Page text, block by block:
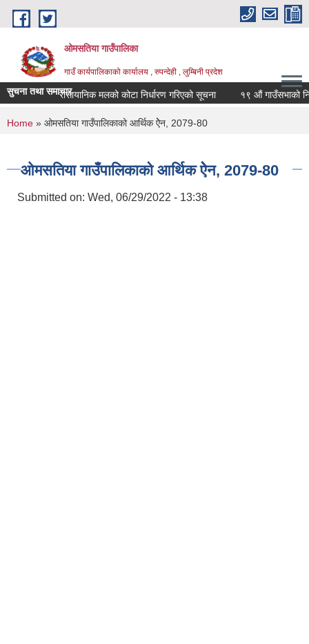
Skip to main content
ओमसतिया गाउँपालिका
गाउँ कार्यपालिकाको कार्यालय , रुपन्देही , लुम्बिनी प्रदेश
सुचना तथा समाचाररासायानिक मलको कोटा निर्धारण गरिएको सूचना १९ औं गाउँसभाको
You are here
Home » ओमसतिया गाउँपालिकाको आर्थिक ऐेन, 2079-80
ओमसतिया गाउँपालिकाको आर्थिक ऐेन, 2079-80
Submitted on: Wed, 06/29/2022 - 13:38